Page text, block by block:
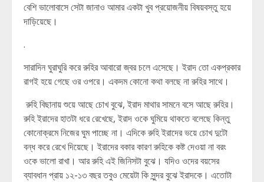
বেশি ভালোবাসে সেটা জানাও আমার একটা খুব প্রয়োজনীয় বিষয়বস্তু হয়ে
দাড়িয়েছে।
.
সারাদিন ঘুরাঘুরি করে রুহির আবারো জ্বর চলে এসেছে। ইরাদ তো একপ্রকার
রাগই হয়ে গেছে ওর ওপরে। একদম কোনো কথা বলছে না রুহির সাথে।
রুহি বিছানায় শুয়ে আছে চোখ বুঝে, ইরাদ মাথার সামনে বসে আছে রুহির।
রুহি ইরাদের হাতটা ধরে রেখেছে, ইরাদ ওকে ঘুমিয়ে থাকতে বলেছে কিন্তু
কোনোক্রমে নিজের ঘুম পাচ্ছে না। এদিকে রুহি ইরাদের ভয়ে চোখ দুটো
বন্ধ করে রেখে দিয়েছে। ইরাদের বকার কারণ রুহিকে কষ্ট দেওয়া না বরং
ওকে ভালো রাখা। আর রুহি এই জিনিসটা বুঝে। যদিও ওদের বয়সের
ব্যাবধান প্রায় ১২-১৩ বছর তবুও মেয়েটা কি সুন্দর বুঝে ইরাদকে। এতোটা